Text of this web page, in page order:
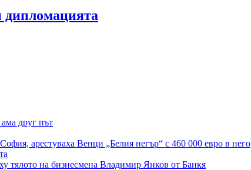
дипломацията
друг път
арестуваха Венци „Белия негър“ с 460 000 евро в него
тялото на бизнесмена Владимир Янков от Банкя